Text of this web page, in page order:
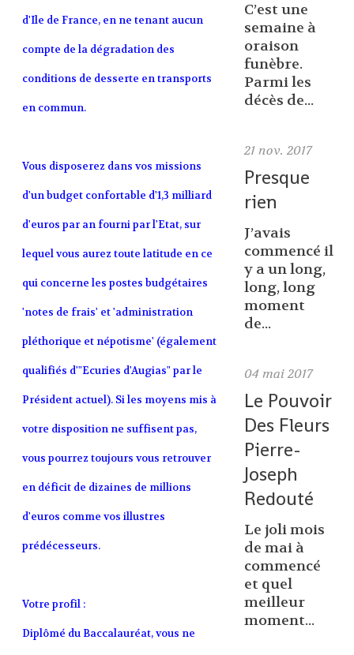
d'Ile de France, en ne tenant aucun
compte de la dégradation des
conditions de desserte en transports
en commun.
Vous disposerez dans vos missions
d'un budget confortable d'1,3 milliard
d'euros par an fourni par l'Etat, sur
lequel vous aurez toute latitude en ce
qui concerne les postes budgétaires
'notes de frais' et 'administration
pléthorique et népotisme' (également
qualifiés d'"Ecuries d'Augias" par le
Président actuel). Si les moyens mis à
votre disposition ne suffisent pas,
vous pourrez toujours vous retrouver
en déficit de dizaines de millions
d'euros comme vos illustres
prédécesseurs.
Votre profil :
Diplômé du Baccalauréat, vous ne
C’est une
semaine à
oraison
funèbre.
Parmi les
décès de...
21 nov. 2017
Presque
rien
J’avais
commencé il
y a un long,
long, long
moment
de...
04 mai 2017
Le Pouvoir
Des Fleurs
Pierre-
Joseph
Redouté
Le joli mois
de mai à
commencé
et quel
meilleur
moment...